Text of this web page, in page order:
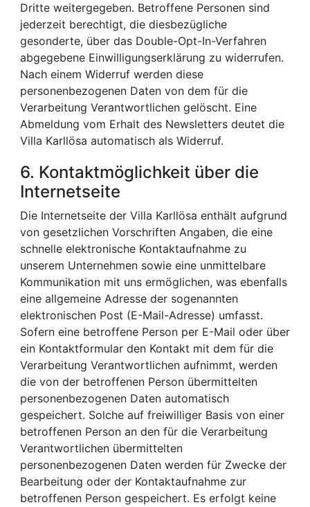
Dritte weitergegeben. Betroffene Personen sind
jederzeit berechtigt, die diesbezügliche
gesonderte, über das Double-Opt-In-Verfahren
abgegebene Einwilligungserklärung zu widerrufen.
Nach einem Widerruf werden diese
personenbezogenen Daten von dem für die
Verarbeitung Verantwortlichen gelöscht. Eine
Abmeldung vom Erhalt des Newsletters deutet die
Villa Karllösa automatisch als Widerruf.
6. Kontaktmöglichkeit über die
Internetseite
Die Internetseite der Villa Karllösa enthält aufgrund
von gesetzlichen Vorschriften Angaben, die eine
schnelle elektronische Kontaktaufnahme zu
unserem Unternehmen sowie eine unmittelbare
Kommunikation mit uns ermöglichen, was ebenfalls
eine allgemeine Adresse der sogenannten
elektronischen Post (E-Mail-Adresse) umfasst.
Sofern eine betroffene Person per E-Mail oder über
ein Kontaktformular den Kontakt mit dem für die
Verarbeitung Verantwortlichen aufnimmt, werden
die von der betroffenen Person übermittelten
personenbezogenen Daten automatisch
gespeichert. Solche auf freiwilliger Basis von einer
betroffenen Person an den für die Verarbeitung
Verantwortlichen übermittelten
personenbezogenen Daten werden für Zwecke der
Bearbeitung oder der Kontaktaufnahme zur
betroffenen Person gespeichert. Es erfolgt keine